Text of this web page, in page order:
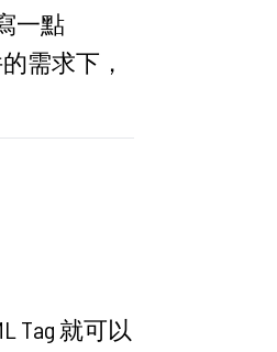
一點
需求下，
Tag 就可以